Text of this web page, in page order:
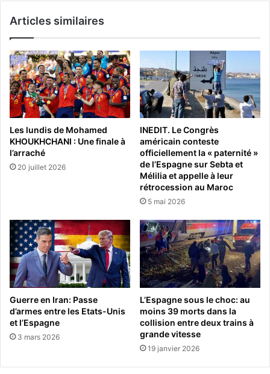
Articles similaires
Les lundis de Mohamed
KHOUKHCHANI : Une finale à
l’arraché
20 juillet 2026
INEDIT. Le Congrès
américain conteste
officiellement la « paternité »
de l’Espagne sur Sebta et
Mélilia et appelle à leur
rétrocession au Maroc
5 mai 2026
Guerre en Iran: Passe
d’armes entre les Etats-Unis
et l’Espagne
3 mars 2026
L’Espagne sous le choc: au
moins 39 morts dans la
collision entre deux trains à
grande vitesse
19 janvier 2026